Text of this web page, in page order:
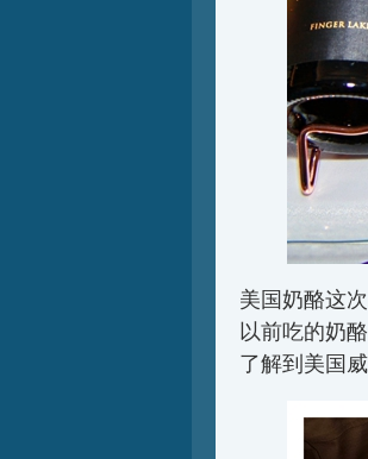
美国奶酪这
以前吃的奶
了解到美国